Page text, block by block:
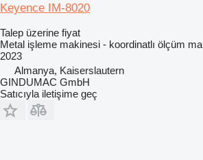
Keyence IM-8020
Talep üzerine fiyat
Metal işleme makinesi - koordinatlı ölçüm
2023
Almanya, Kaiserslautern
GINDUMAC GmbH
Satıcıyla iletişime geç